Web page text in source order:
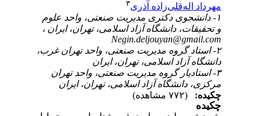
مهرداد اله‌قلی‌زاده آذری
۱- دانشجوی دکتری مدیریت صنعتی، واحد علوم
و تحقیقات، دانشگاه آزاد اسلامی، تهران، ایران ،
Negin.deljouyan@gmail.com
۲- استاد گروه مدیریت صنعتی، واحد تهران غرب،
دانشگاه آزاد اسلامی، تهران، ایران
۳- استادیار گروه مدیریت صنعتی، واحد تهران
مرکزی، دانشگاه آزاد اسلامی، تهران، ایران
چکیده:
چکیده